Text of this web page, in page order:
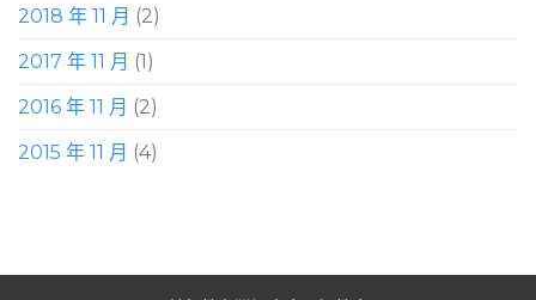
2018 年 11 月 (2)
2017 年 11 月 (1)
2016 年 11 月 (2)
2015 年 11 月 (4)